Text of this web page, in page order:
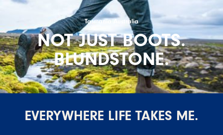
Tasmania Australia
NOT JUST BOOTS.
BLUNDSTONE.
EVERYWHERE LIFE TAKES ME.